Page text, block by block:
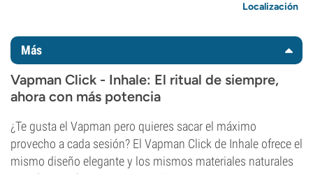
Localización
Más
Vapman Click - Inhale: El ritual de siempre,
ahora con más potencia
¿Te gusta el Vapman pero quieres sacar el máximo
provecho a cada sesión? El Vapman Click de Inhale ofrece el
mismo diseño elegante y los mismos materiales naturales